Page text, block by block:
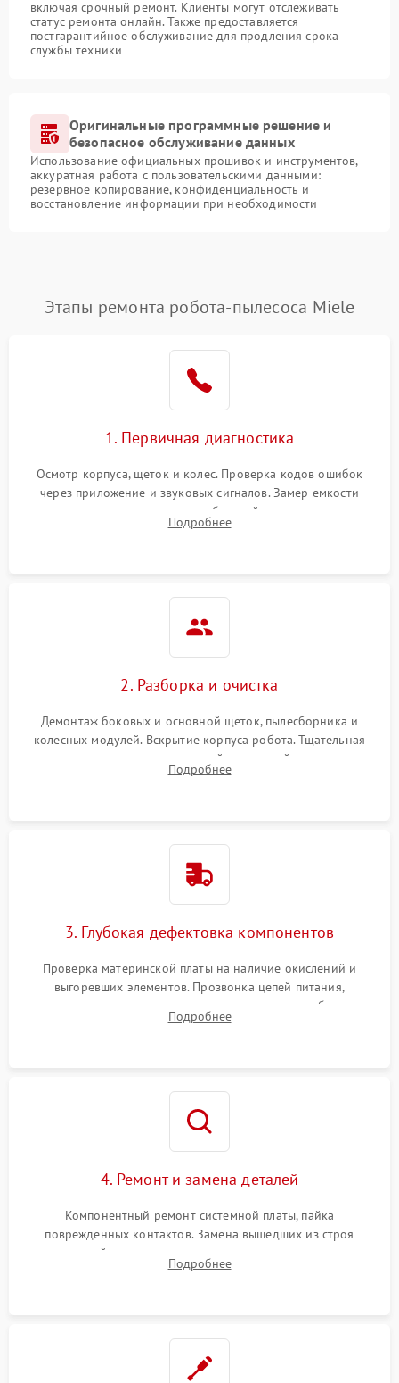
включая срочный ремонт. Клиенты могут отслеживать
статус ремонта онлайн. Также предоставляется
постгарантийное обслуживание для продления срока
службы техники
Оригинальные программные решение и
безопасное обслуживание данных
Использование официальных прошивок и инструментов,
аккуратная работа с пользовательскими данными:
резервное копирование, конфиденциальность и
восстановление информации при необходимости
Этапы ремонта робота-пылесоса Miele
1. Первичная диагностика
Осмотр корпуса, щеток и колес. Проверка кодов ошибок
через приложение и звуковых сигналов. Замер емкости
аккумулятора и тестирование базовой станции зарядки.
Оценка работы лидара, бампера и датчиков падения для
Подробнее
2. Разборка и очистка
Демонтаж боковых и основной щеток, пылесборника и
колесных модулей. Вскрытие корпуса робота. Тщательная
очистка внутренних полостей, шестерней и плат от
скопившейся пыли, волос и шерсти животных с
Подробнее
3. Глубокая дефектовка компонентов
Проверка материнской платы на наличие окислений и
выгоревших элементов. Прозвонка цепей питания,
тестирование приводных моторов колес и турбины
всасывания. Оценка состояния оптических и инфракрасных
Подробнее
4. Ремонт и замена деталей
Компонентный ремонт системной платы, пайка
поврежденных контактов. Замена вышедших из строя
двигателей, изношенного аккумулятора, неисправного
лидара или помпы подачи воды. Восстановление шлейфов и
Подробнее